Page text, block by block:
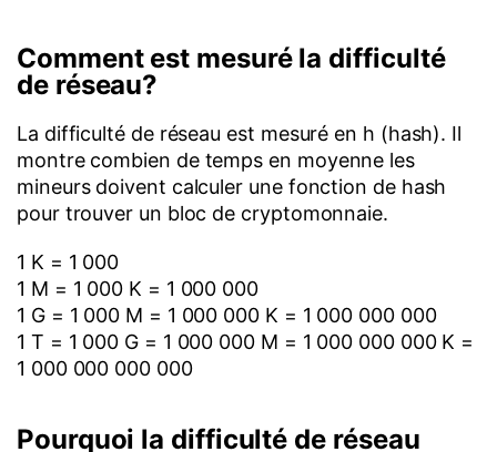
Comment est mesuré la difficulté
de réseau?
La difficulté de réseau est mesuré en h (hash). Il
montre combien de temps en moyenne les
mineurs doivent calculer une fonction de hash
pour trouver un bloc de cryptomonnaie.
1 K = 1 000
1 M = 1 000 K = 1 000 000
1 G = 1 000 M = 1 000 000 K = 1 000 000 000
1 T = 1 000 G = 1 000 000 M = 1 000 000 000 K =
1 000 000 000 000
Pourquoi la difficulté de réseau